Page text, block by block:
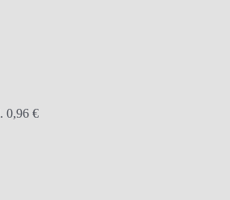
0,96 €